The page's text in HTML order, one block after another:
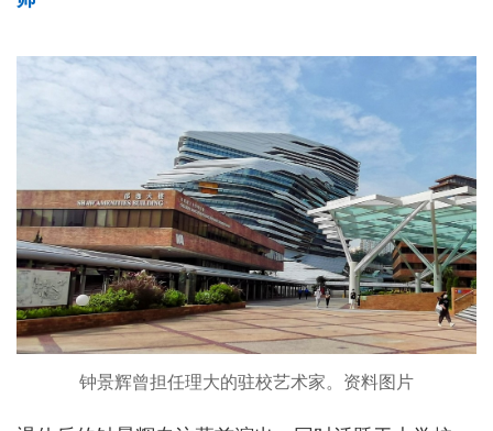
钟景辉曾担任理大的驻校艺术家。资料图片